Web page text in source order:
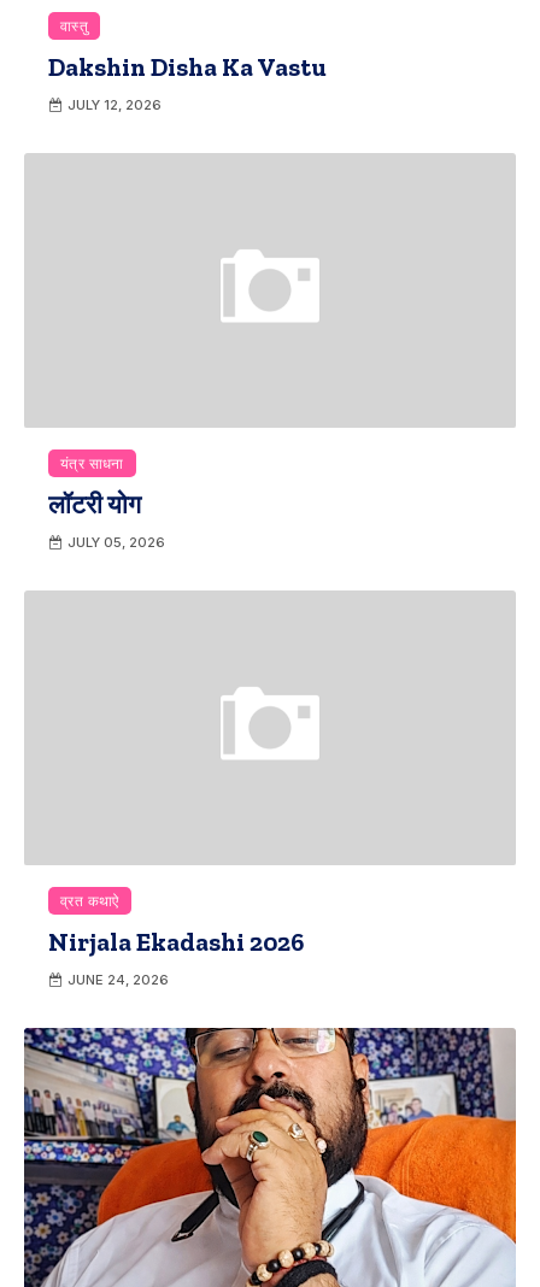
वास्तु
Dakshin Disha Ka Vastu
JULY 12, 2026
यंत्र साधना
लॉटरी योग
JULY 05, 2026
व्रत कथाऐ
Nirjala Ekadashi 2026
JUNE 24, 2026